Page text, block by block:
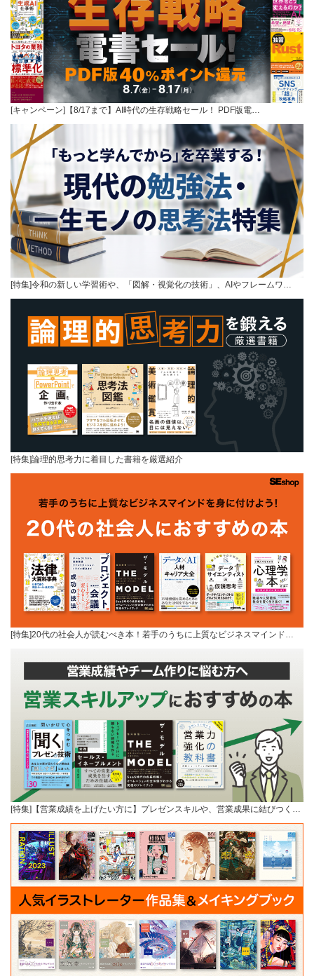
[キャンペーン]【8/17まで】AI時代の生存戦略セール！ PDF版電…
[特集]令和の新しい学習術や、「図解・視覚化の技術」、AIやフレームワ…
[特集]論理的思考力に着目した書籍を厳選紹介
[特集]20代の社会人が読むべき本！若手のうちに上質なビジネスマインド…
[特集]【営業成績を上げたい方に】プレゼンスキルや、営業成果に結びつく…